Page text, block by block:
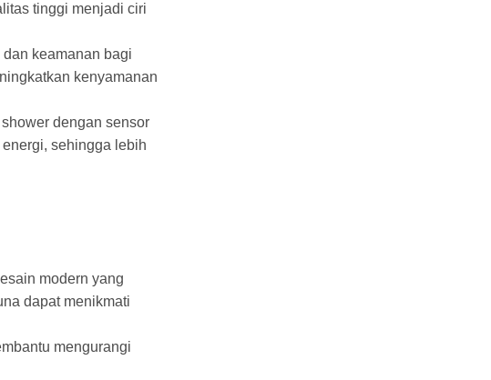
tinggi menjadi ciri
keamanan bagi
kenyamanan
dengan sensor
sehingga lebih
modern yang
dapat menikmati
mengurangi